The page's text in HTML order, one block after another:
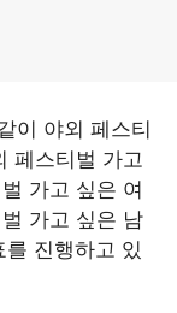
이 야외 페스티
페스티벌 가고
가고 싶은 여
가고 싶은 남
진행하고 있